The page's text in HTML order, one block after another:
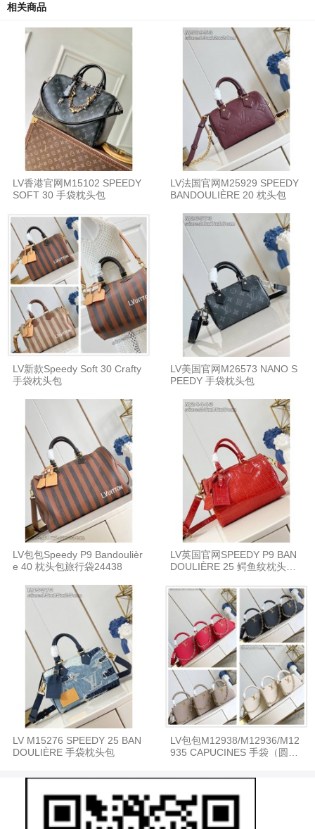
相关商品
LV香港官网M15102 SPEEDY
SOFT 30 手袋枕头包
LV法国官网M25929 SPEEDY
BANDOULIÈRE 20 枕头包
LV新款Speedy Soft 30 Crafty
手袋枕头包
LV美国官网M26573 NANO S
PEEDY 手袋枕头包
LV包包Speedy P9 Bandoulièr
e 40 枕头包旅行袋24438
LV英国官网SPEEDY P9 BAN
DOULIÈRE 25 鳄鱼纹枕头包2
LV M15276 SPEEDY 25 BAN
DOULIÈRE 手袋枕头包
LV包包M12938/M12936/M12
935 CAPUCINES 手袋（圆花